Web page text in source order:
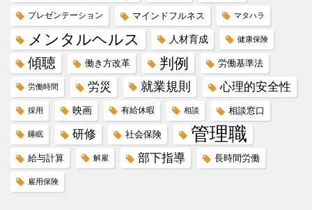
プレゼンテーション マインドフルネス マタハラ
メンタルヘルス 人材育成 健康保険
傾聴 働き方改革 判例 労働基準法
労働時間 労災 就業規則 心理的安全性
採用 映画 有給休暇 相談 相談窓口
睡眠 研修 社会保険 管理職
給与計算 解雇 部下指導 長時間労働
雇用保険